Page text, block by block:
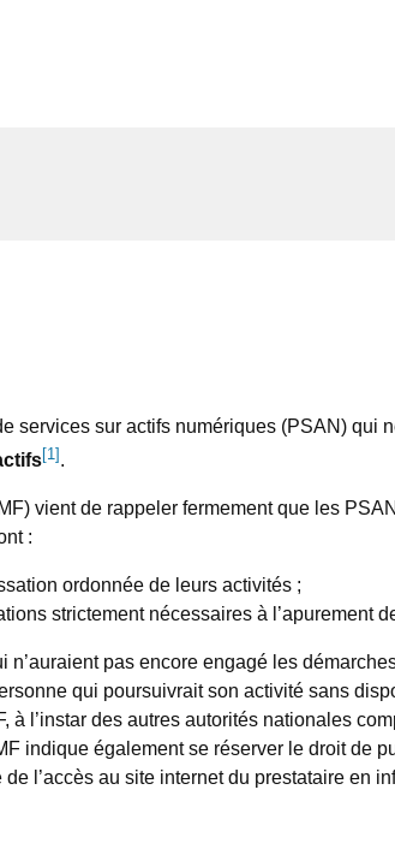
services sur actifs numériques (PSAN)
[1].
vient de rappeler fermement que les
:
ordonnée de leurs activités ;
strictement nécessaires à l’apurement
pas encore engagé les
qui poursuivrait son activité sans
à l’instar des autres autorités nationales
indique également se réserver le droit de
l’accès au site internet du prestataire en